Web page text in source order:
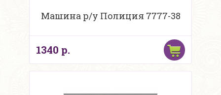
Машина р/у Полиция 7777-38
1340 р.